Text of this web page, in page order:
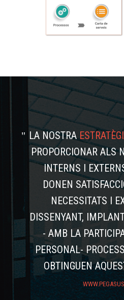
LA NOSTRA
PROPORCIONAR ALS
INTERNS I
DONEN
NECESSITATS I
DISSENYANT,
- AMB LA
PERSONAL-
OBTINGUEN